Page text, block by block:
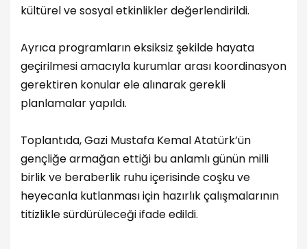
kültürel ve sosyal etkinlikler değerlendirildi.
Ayrıca programların eksiksiz şekilde hayata
geçirilmesi amacıyla kurumlar arası koordinasyon
gerektiren konular ele alınarak gerekli
planlamalar yapıldı.
Toplantıda, Gazi Mustafa Kemal Atatürk’ün
gençliğe armağan ettiği bu anlamlı günün milli
birlik ve beraberlik ruhu içerisinde coşku ve
heyecanla kutlanması için hazırlık çalışmalarının
titizlikle sürdürüleceği ifade edildi.